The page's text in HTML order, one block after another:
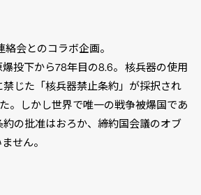
会とのコラボ企画。
投下から78年目の8.6。 核兵器の使用
じた「核兵器禁止条約」が採択され
。しかし世界で唯一の戦争被爆国であ
の批准はおろか、締約国会議のオブ
せん。